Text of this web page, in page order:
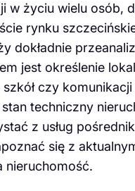
w życiu wielu osób,
rynku
dokładnie
jest określenie
czy komunikacji
techniczny
z usług
się z
nieruchomość.